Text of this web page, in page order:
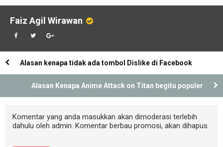
Faiz Agil Wirawan
Alasan kenapa tidak ada tombol Dislike di Facebook
Alasan Kenapa Anime Attack on Titan begitu populer
Komentar yang anda masukkan akan dimoderasi terlebih
dahulu oleh admin. Komentar berbau promosi, akan dihapus.